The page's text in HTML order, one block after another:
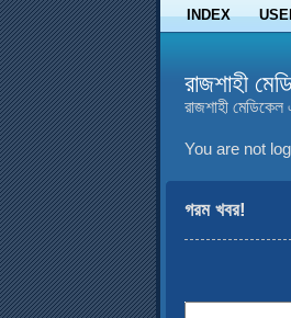
INDEX
রাজশাহী
রাজশাহী
You are not
গরম খবর!